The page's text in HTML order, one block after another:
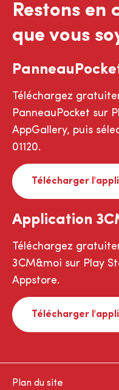
Restons en
que vous
Téléchargez
PanneauPocket sur
AppGallery, puis
01120.
Télécharger l'appli
Application
Téléchargez
3CM&moi sur Play
Appstore.
Télécharger l'appli
Plan du site